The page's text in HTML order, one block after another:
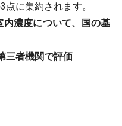
に集約されます。
内濃度について、国の基
三者機関で評価